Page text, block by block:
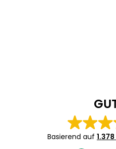
Basierend auf